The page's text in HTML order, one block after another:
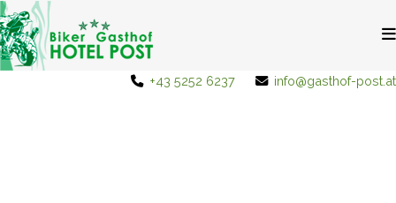
+43 5252 6237 info@gasthof-post.at